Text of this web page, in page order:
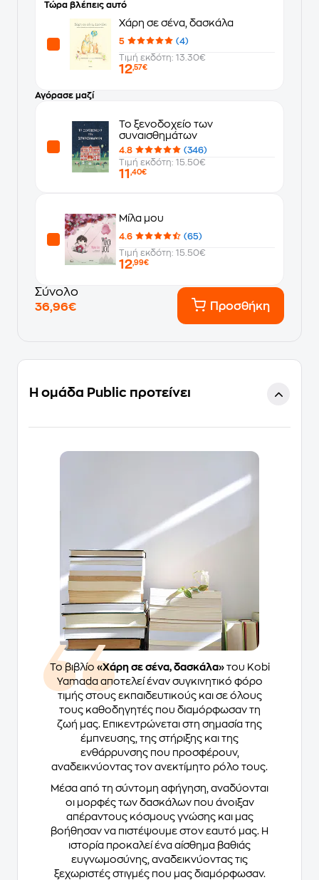
Τώρα βλέπεις αυτό
Χάρη σε σένα, δασκάλα
5
(4)
Τιμή εκδότη: 13.30€
12,57€
Αγόρασε μαζί
Το ξενοδοχείο των
συναισθημάτων
4.8
(346)
Τιμή εκδότη: 15.50€
11 ,40€
Μίλα μου
4.6
(65)
Τιμή εκδότη: 15.50€
12,99€
Σύνολο
36,96€
Προσθήκη
Η ομάδα Public προτείνει
Το βιβλίο «Χάρη σε σένα, δασκάλα»του Kobi
Yamada αποτελεί έναν συγκινητικό φόρο
τιμής στους εκπαιδευτικούς και σε όλους
τους καθοδηγητές που διαμόρφωσαν τη
ζωή μας. Επικεντρώνεται στη σημασία της
έμπνευσης, της στήριξης και της
ενθάρρυνσης που προσφέρουν,
αναδεικνύοντας τον ανεκτίμητο ρόλο τους.
Μέσα από τη σύντομη αφήγηση, αναδύονται
οι μορφές των δασκάλων που άνοιξαν
απέραντους κόσμους γνώσης και μας
βοήθησαν να πιστέψουμε στον εαυτό μας. Η
ιστορία προκαλεί ένα αίσθημα βαθιάς
ευγνωμοσύνης, αναδεικνύοντας τις
ξεχωριστές στιγμές που μας διαμόρφωσαν.